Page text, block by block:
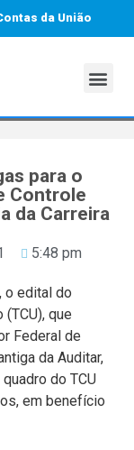
da União
para o
Controle
da Carreira
5:48 pm
o edital do
que
Federal de
da Auditar,
do TCU
em benefício